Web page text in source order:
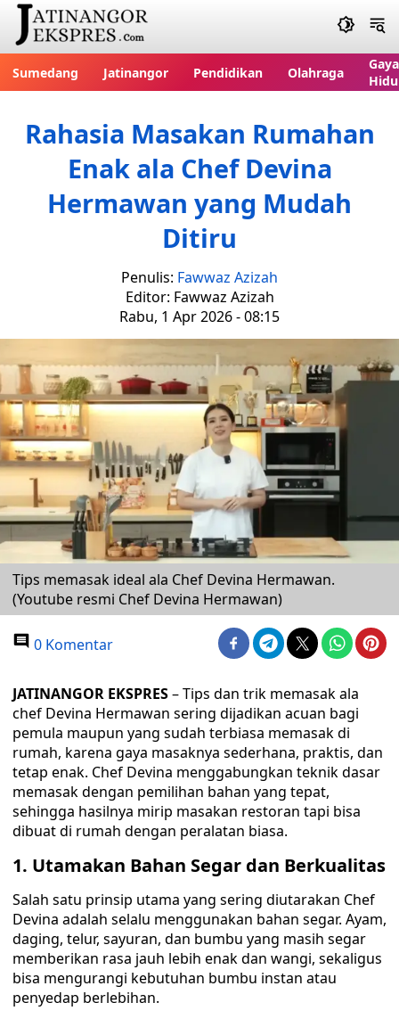
Sumedang Jatinangor Pendidikan Olahraga
Gaya
Rahasia Masakan Rumahan
Enak ala Chef Devina
Hermawan yang Mudah
Ditiru
Penulis: Fawwaz Azizah
Editor: Fawwaz Azizah
Rabu, 1 Apr 2026 - 08:15
Tips memasak ideal ala Chef Devina Hermawan.
(Youtube resmi Chef Devina Hermawan)
0 Komentar
JATINANGOR EKSPRES– Tips dan trik memasak ala
chef Devina Hermawan sering dijadikan acuan bagi
pemula maupun yang sudah terbiasa memasak di
rumah, karena gaya masaknya sederhana, praktis, dan
tetap enak. Chef Devina menggabungkan teknik dasar
memasak dengan pemilihan bahan yang tepat,
sehingga hasilnya mirip masakan restoran tapi bisa
dibuat di rumah dengan peralatan biasa.
1. Utamakan Bahan Segar dan Berkualitas
Salah satu prinsip utama yang sering diutarakan Chef
Devina adalah selalu menggunakan bahan segar. Ayam,
daging, telur, sayuran, dan bumbu yang masih segar
memberikan rasa jauh lebih enak dan wangi, sekaligus
bisa mengurangi kebutuhan bumbu instan atau
penyedap berlebihan.